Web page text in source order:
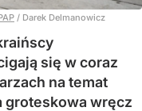
/ Darek Delmanowicz
się w coraz
na temat
groteskowa wręcz